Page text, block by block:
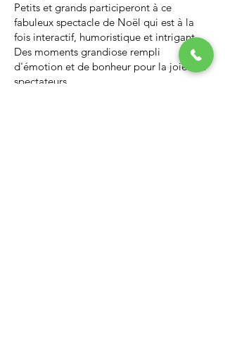
Petits et grands participeront à ce
fabuleux spectacle de Noël qui est à la
fois interactif, humoristique et intrigant.
Des moments grandiose rempli
d'émotion et de bonheur pour la joie des
spectateurs.